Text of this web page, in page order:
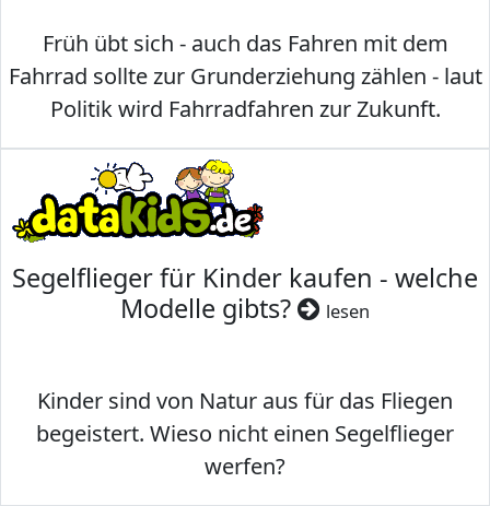
Früh übt sich - auch das Fahren mit dem
Fahrrad sollte zur Grunderziehung zählen - laut
Politik wird Fahrradfahren zur Zukunft.
Segelflieger für Kinder kaufen - welche
Modelle gibts?
lesen
Kinder sind von Natur aus für das Fliegen
begeistert. Wieso nicht einen Segelflieger
werfen?